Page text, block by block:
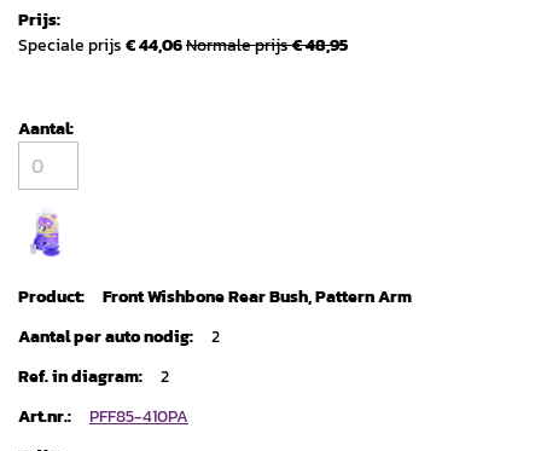
Speciale prijs€ 44,06Normale prijs€ 48,95
Front Wishbone Rear Bush, Pattern Arm
2
2
PFF85-410PA